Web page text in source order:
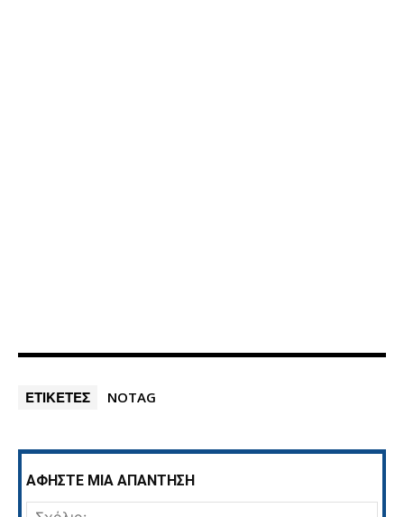
ΕΤΙΚΕΤΕΣ NOTAG
ΑΦΗΣΤΕ ΜΙΑ ΑΠΑΝΤΗΣΗ